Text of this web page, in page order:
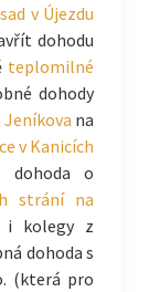
v Újezdu
dohodu
teplomilné
dohody
na
v Kanicích
dohoda o
strání na
kolegy z
dohoda s
(která pro